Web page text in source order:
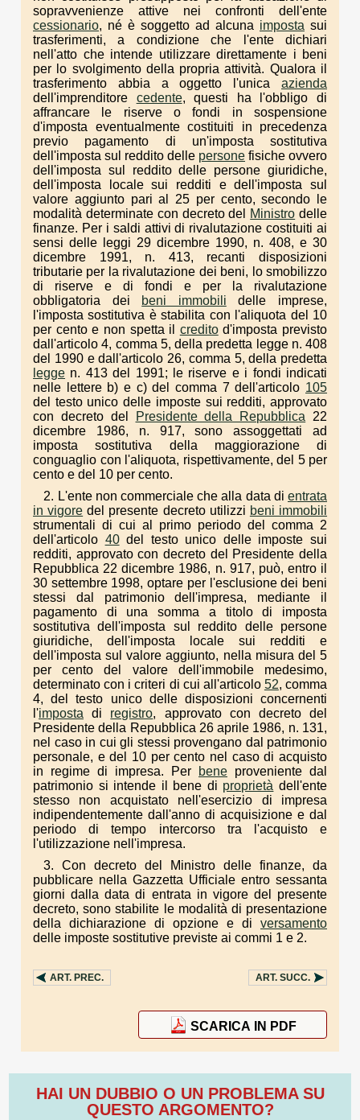
sopravvenienze attive nei confronti dell'ente
cessionario, né è soggetto ad alcuna imposta sui
trasferimenti, a condizione che l'ente dichiari
nell'atto che intende utilizzare direttamente i beni
per lo svolgimento della propria attività. Qualora il
trasferimento abbia a oggetto l'unica azienda
dell'imprenditore cedente, questi ha l'obbligo di
affrancare le riserve o fondi in sospensione
d'imposta eventualmente costituiti in precedenza
previo pagamento di un'imposta sostitutiva
dell'imposta sul reddito delle persone fisiche ovvero
dell'imposta sul reddito delle persone giuridiche,
dell'imposta locale sui redditi e dell'imposta sul
valore aggiunto pari al 25 per cento, secondo le
modalità determinate con decreto del
Ministro delle
finanze. Per i saldi attivi di rivalutazione costituiti ai
sensi delle leggi 29 dicembre 1990, n. 408, e 30
dicembre 1991, n. 413, recanti disposizioni
tributarie per la rivalutazione dei beni, lo smobilizzo
di riserve e di fondi e per la rivalutazione
obbligatoria dei
beni immobili delle imprese,
l'imposta sostitutiva è stabilita con l'aliquota del 10
per cento e non spetta il creditod'imposta previsto
dall'articolo 4, comma 5, della predetta legge n. 408
del 1990 e dall'articolo 26, comma 5, della predetta
legge n. 413 del 1991; le riserve e i fondi indicati
nelle lettere b) e c) del comma 7 dell'articolo 105
del testo unico delle imposte sui redditi, approvato
con decreto del
Presidente della Repubblica 22
dicembre 1986, n. 917, sono assoggettati ad
imposta sostitutiva della maggiorazione di
conguaglio con l'aliquota, rispettivamente, del 5 per
cento e del 10 per cento.
2. L'ente non commerciale che alla data di entrata
in vigore del presente decreto utilizzi beni immobili
strumentali di cui al primo periodo del comma 2
dell'articolo 40del testo unico delle imposte sui
redditi, approvato con decreto del Presidente della
Repubblica 22 dicembre 1986, n. 917, può, entro il
30 settembre 1998, optare per l'esclusione dei beni
stessi dal patrimonio dell'impresa, mediante il
pagamento di una somma a titolo di imposta
sostitutiva dell'imposta sul reddito delle persone
giuridiche, dell'imposta locale sui redditi e
dell'imposta sul valore aggiunto, nella misura del 5
per cento del valore dell'immobile medesimo,
determinato con i criteri di cui all'articolo 52, comma
4, del testo unico delle disposizioni concernenti
l'imposta di registro, approvato con decreto del
Presidente della Repubblica 26 aprile 1986, n. 131,
nel caso in cui gli stessi provengano dal patrimonio
personale, e del 10 per cento nel caso di acquisto
in regime di impresa. Per
bene proveniente dal
patrimonio si intende il bene di proprietà dell'ente
stesso non acquistato nell'esercizio di impresa
indipendentemente dall'anno di acquisizione e dal
periodo di tempo intercorso tra l'acquisto e
l'utilizzazione nell'impresa.
3. Con decreto del Ministro delle finanze, da
pubblicare nella Gazzetta Ufficiale entro sessanta
giorni dalla data di entrata in vigore del presente
decreto, sono stabilite le modalità di presentazione
della dichiarazione di opzione e di versamento
delle imposte sostitutive previste ai commi 1 e 2.
ART. PREC. ART. SUCC.
SCARICA IN PDF
HAI UN DUBBIO O UN PROBLEMA SU
QUESTO ARGOMENTO?